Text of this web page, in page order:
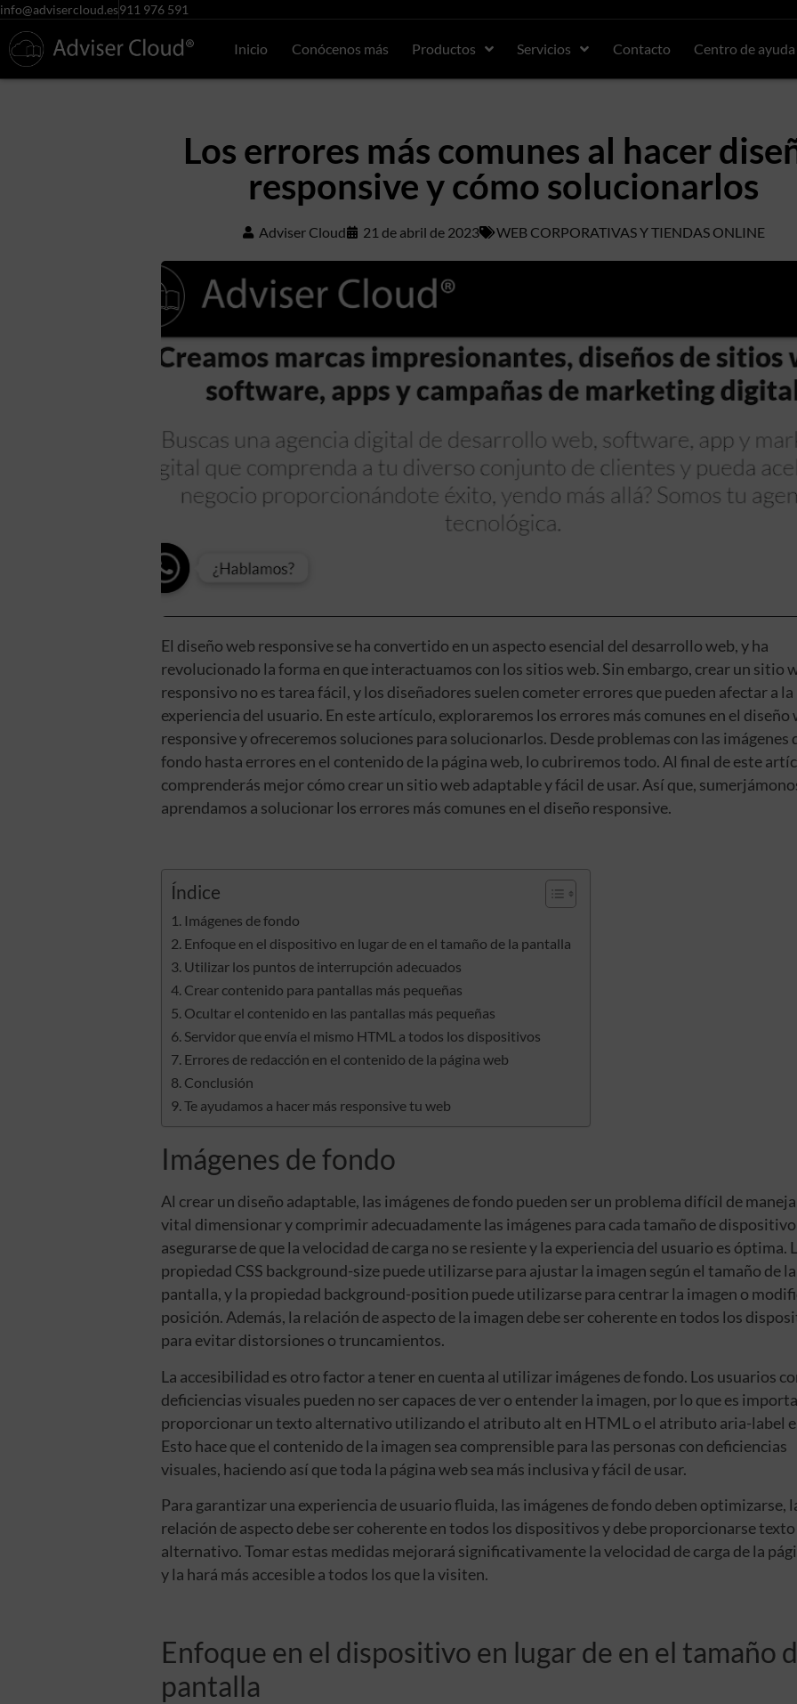
info@advisercloud.es911 976 591
Inicio Conócenos más Productos Servicios Contacto Centro de ayuda
Los errores más comunes al hacer
responsive y cómo solucionarlos
Adviser Cloud 21 de abril de 2023 WEB CORPORATIVAS Y TIENDAS ONLINE
El diseño web responsive se ha convertido en un aspecto esencial del desarrollo web, y ha
revolucionado la forma en que interactuamos con los sitios web. Sin embargo, crear un sitio
responsivo no es tarea fácil, y los diseñadores suelen cometer errores que pueden afectar a la
experiencia del usuario. En este artículo, exploraremos los errores más comunes en el diseño
responsive y ofreceremos soluciones para solucionarlos. Desde problemas con las imágenes
fondo hasta errores en el contenido de la página web, lo cubriremos todo. Al final de este
comprenderás mejor cómo crear un sitio web adaptable y fácil de usar. Así que,
aprendamos a solucionar los errores más comunes en el diseño responsive.
Índice
Imágenes de fondo
Enfoque en el dispositivo en lugar de en el tamaño de la pantalla
Utilizar los puntos de interrupción adecuados
Crear contenido para pantallas más pequeñas
Ocultar el contenido en las pantallas más pequeñas
Servidor que envía el mismo HTML a todos los dispositivos
Errores de redacción en el contenido de la página web
Conclusión
Te ayudamos a hacer más responsive tu web
Imágenes de fondo
Al crear un diseño adaptable, las imágenes de fondo pueden ser un problema difícil de
vital dimensionar y comprimir adecuadamente las imágenes para cada tamaño de
asegurarse de que la velocidad de carga no se resiente y la experiencia del usuario es óptima.
propiedad CSS background-size puede utilizarse para ajustar la imagen según el tamaño de la
pantalla, y la propiedad background-position puede utilizarse para centrar la imagen o
posición. Además, la relación de aspecto de la imagen debe ser coherente en todos los
para evitar distorsiones o truncamientos.
La accesibilidad es otro factor a tener en cuenta al utilizar imágenes de fondo. Los usuarios
deficiencias visuales pueden no ser capaces de ver o entender la imagen, por lo que es
proporcionar un texto alternativo utilizando el atributo alt en HTML o el atributo aria-label
Esto hace que el contenido de la imagen sea comprensible para las personas con deficiencias
visuales, haciendo así que toda la página web sea más inclusiva y fácil de usar.
Para garantizar una experiencia de usuario fluida, las imágenes de fondo deben optimizarse,
relación de aspecto debe ser coherente en todos los dispositivos y debe proporcionarse texto
alternativo. Tomar estas medidas mejorará significativamente la velocidad de carga de la
y la hará más accesible a todos los que la visiten.
Enfoque en el dispositivo en lugar de en el tamaño
pantalla